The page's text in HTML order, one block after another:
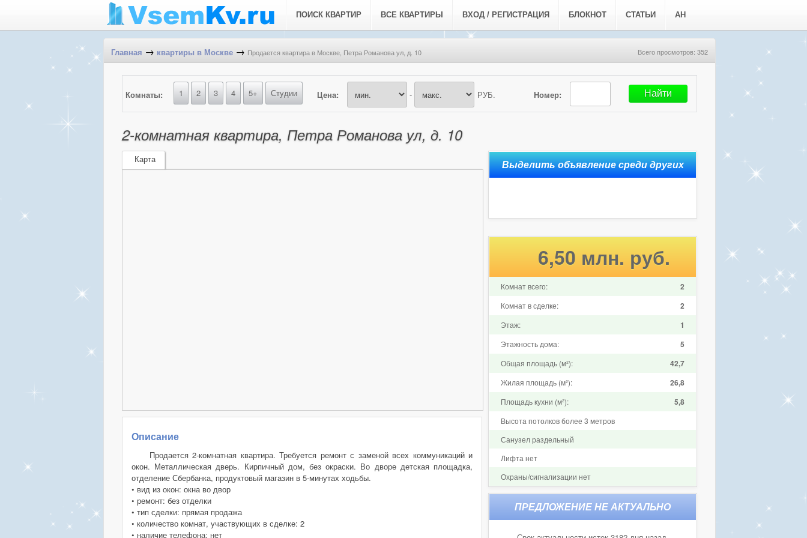
ПОИСК КВАРТИР ВСЕ КВАРТИРЫ ВХОД / РЕГИСТРАЦИЯ БЛОКНОТ СТАТЬИ АН
Главная → квартиры в Москве → Продается квартира в Москве, Петра Романова ул, д. 10 Всего просмотров: 352
Номер:
Комнаты: 1 2 3 4 5+ Студии Цена: - РУБ.
2-комнатная квартира, Петра Романова ул, д. 10
Карта
Описание
Продается 2-комнатная квартира. Требуется ремонт с заменой всех коммуникаций и
окон. Металлическая дверь. Кирпичный дом, без окраски. Во дворе детская площадка,
отделение Сбербанка, продуктовый магазин в 5-минутах ходьбы.
• вид из окон: окна во двор
• ремонт: без отделки
• тип сделки: прямая продажа
• количество комнат, участвующих в сделке: 2
• наличие телефона: нет
6,50 млн. руб.
Комнат всего: 2
Комнат в сделке: 2
Этаж: 1
Этажность дома: 5
Общая площадь (м²): 42,7
Жилая площадь (м²): 26,8
Площадь кухни (м²): 5,8
Высота потолков более 3 метров
Санузел раздельный
Лифта нет
Охраны/сигнализации нет